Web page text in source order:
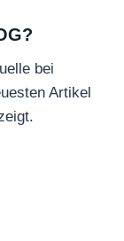
bei
Artikel